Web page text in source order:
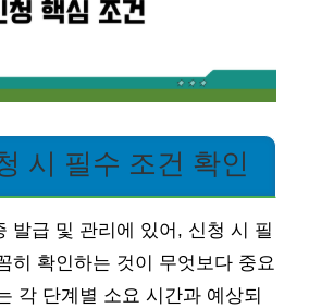
시 필수 조건 확인
발급 및 관리에 있어, 신청 시 필
히 확인하는 것이 무엇보다 중요
각 단계별 소요 시간과 예상되